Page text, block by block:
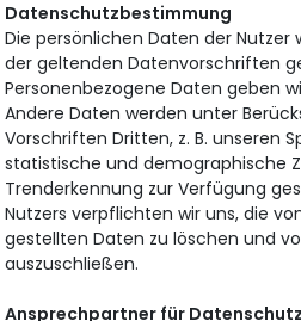
Datenschutzbestimmung
Die persönlichen Daten der Nutzer
der geltenden Datenvorschriften
Personenbezogene Daten geben
Andere Daten werden unter
Vorschriften Dritten, z. B. unseren
statistische und demographische
Trenderkennung zur Verfügung
Nutzers verpflichten wir uns, die
gestellten Daten zu löschen und
auszuschließen.
Ansprechpartner für Datenschutz